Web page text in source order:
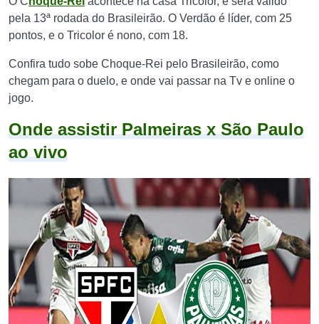
pela 13ª rodada do Brasileirão. O Verdão é líder, com 25
pontos, e o Tricolor é nono, com 18.
Confira tudo sobe Choque-Rei pelo Brasileirão, como
chegam para o duelo, e onde vai passar na Tv e online o
jogo.
Onde assistir Palmeiras x São Paulo
ao vivo